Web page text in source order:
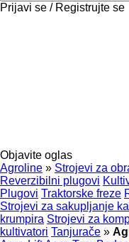
Prijavi se / Registrujte se
Objavite oglas
Agroline » Strojevi za
Reverzibilni plugovi
Plugovi Traktorske freze
Strojevi za sakupljanje
krumpira Strojevi za
kultivatori Tanjurače »